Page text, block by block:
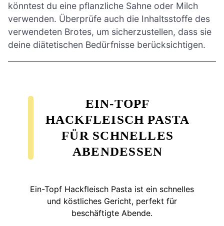
könntest du eine pflanzliche Sahne oder Milch
verwenden. Überprüfe auch die Inhaltsstoffe des
verwendeten Brotes, um sicherzustellen, dass sie
deine diätetischen Bedürfnisse berücksichtigen.
EIN-TOPF
HACKFLEISCH PASTA
FÜR SCHNELLES
ABENDESSEN
Ein-Topf Hackfleisch Pasta ist ein schnelles
und köstliches Gericht, perfekt für
beschäftigte Abende.